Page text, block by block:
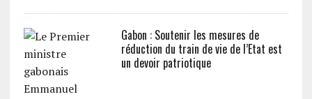
Gabon : Soutenir les mesures de
réduction du train de vie de l’Etat est
un devoir patriotique